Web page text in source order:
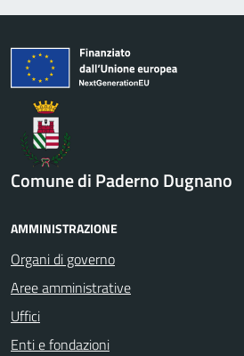
Comune di Paderno Dugnano
AMMINISTRAZIONE
Organi di governo
Aree amministrative
Uffici
Enti e fondazioni